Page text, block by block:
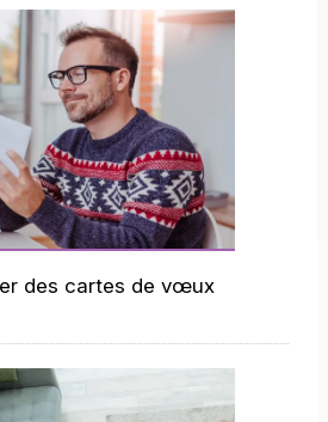
des cartes de vœux